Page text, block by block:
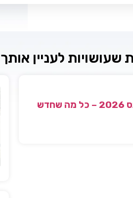
שעושויות לעניין אותך
טסלה מודל Y פרפורמנס 2026 – כל מה שחדש